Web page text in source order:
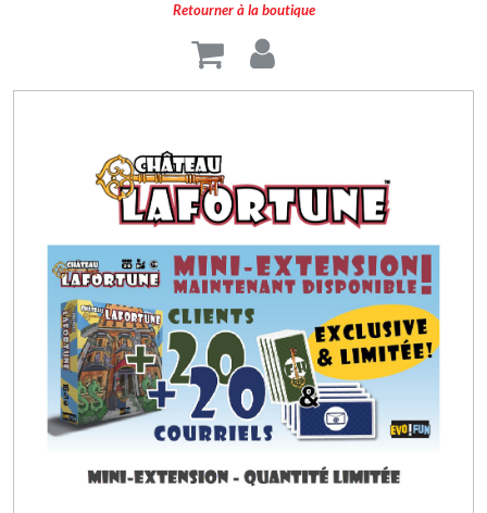
Retourner à la boutique